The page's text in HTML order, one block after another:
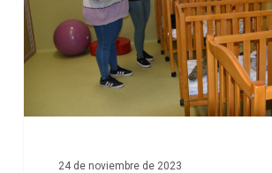
destina
156.000
euros
24 de noviembre de 2023